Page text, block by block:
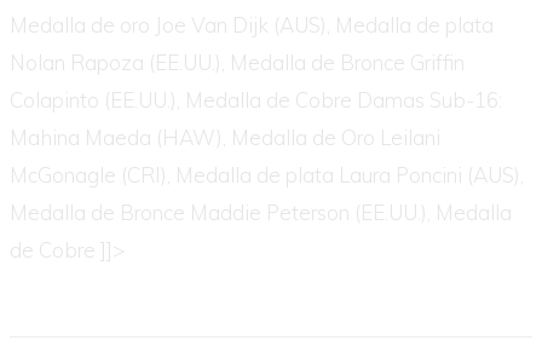
Medalla de oro Joe Van Dijk (AUS), Medalla de plata
Nolan Rapoza (EE.UU.), Medalla de Bronce Griffin
Colapinto (EE.UU.), Medalla de Cobre Damas Sub-16:
Mahina Maeda (HAW), Medalla de Oro Leilani
McGonagle (CRI), Medalla de plata Laura Poncini (AUS),
Medalla de Bronce Maddie Peterson (EE.UU.), Medalla
de Cobre ]]>